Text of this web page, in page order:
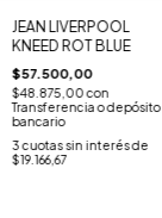
JEAN LIVERPOOL
KNEED ROT BLUE
$57.500,00
$48.875,00con
Transferencia o depósito
bancario
3 cuotas sin interés de
$19.166,67